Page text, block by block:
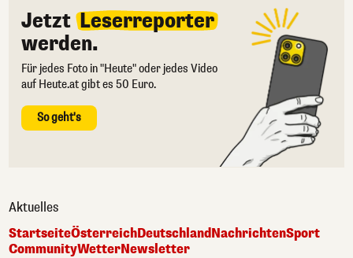
Jetzt Leserreporter
werden.
Für jedes Foto in "Heute" oder jedes Video
auf Heute.at gibt es 50 Euro.
So geht's
Aktuelles
StartseiteÖsterreichDeutschlandNachrichtenSport
CommunityWetterNewsletter